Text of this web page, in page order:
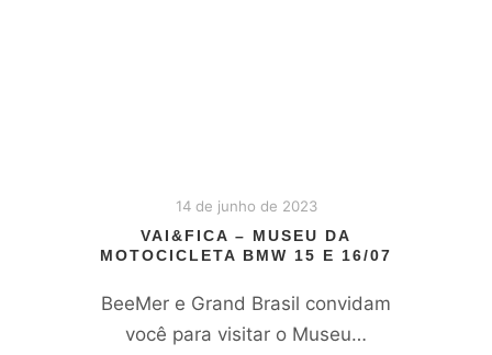
14 de junho de 2023
VAI&FICA – MUSEU DA
MOTOCICLETA BMW 15 E 16/07
BeeMer e Grand Brasil convidam
você para visitar o Museu…